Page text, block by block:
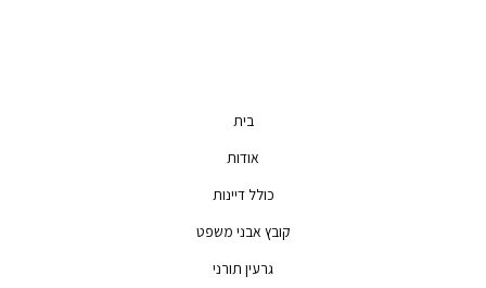
בית
אודות
כולל דיינות
קובץ אבני משפט
גרעין תורני